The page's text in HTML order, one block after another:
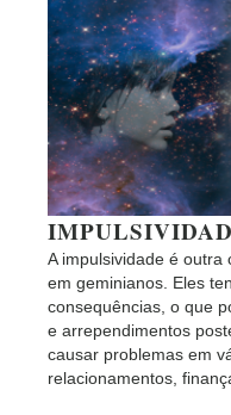
A impulsividade é outra
em geminianos. Eles
consequências, o que
e arrependimentos
causar problemas em
relacionamentos,